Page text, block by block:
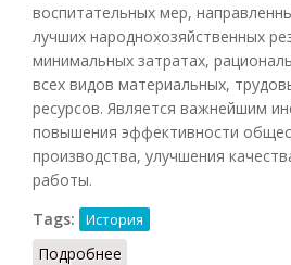
воспитательных мер,
лучших народнохозяйственных
минимальных затратах,
всех видов материальных,
ресурсов. Является важнейшим
повышения эффективности
производства, улучшения
работы.
Tags:
История
Подробнее